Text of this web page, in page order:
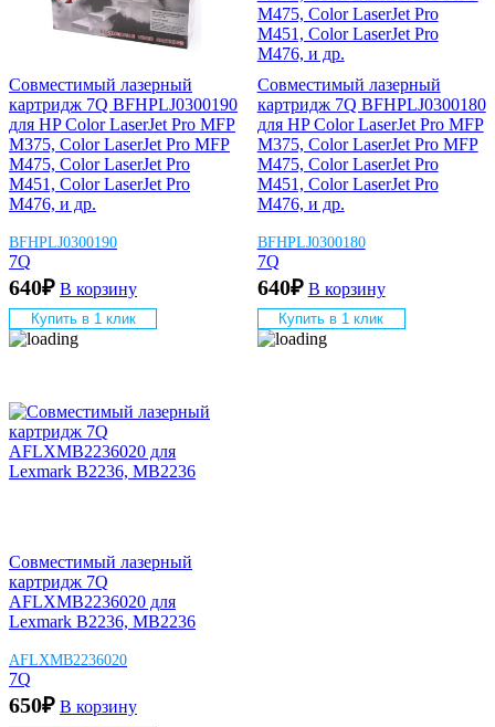
Совместимый лазерный
картридж 7Q BFHPLJ0300190
для HP Color LaserJet Pro MFP
M375, Color LaserJet Pro MFP
M475, Color LaserJet Pro
M451, Color LaserJet Pro
M476, и др.
BFHPLJ0300190
7Q
640₽ В корзину
Купить в 1 клик
Совместимый лазерный
картридж 7Q BFHPLJ0300180
для HP Color LaserJet Pro MFP
M375, Color LaserJet Pro MFP
M475, Color LaserJet Pro
M451, Color LaserJet Pro
M476, и др.
BFHPLJ0300180
7Q
640₽ В корзину
Купить в 1 клик
Совместимый лазерный
картридж 7Q
AFLXMB2236020 для
Lexmark B2236, MB2236
AFLXMB2236020
7Q
650₽ В корзину